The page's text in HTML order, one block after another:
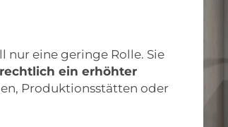
eine geringe Rolle. Sie
ein erhöhter
Produktionsstätten oder